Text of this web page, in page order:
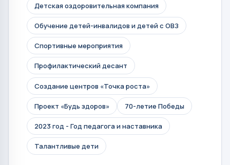
Детская оздоровительная компания
Обучение детей-инвалидов и детей с ОВЗ
Спортивные мероприятия
Профилактический десант
Создание центров «Точка роста»
Проект «Будь здоров» 70-летие Победы
2023 год - Год педагога и наставника
Талантливые дети